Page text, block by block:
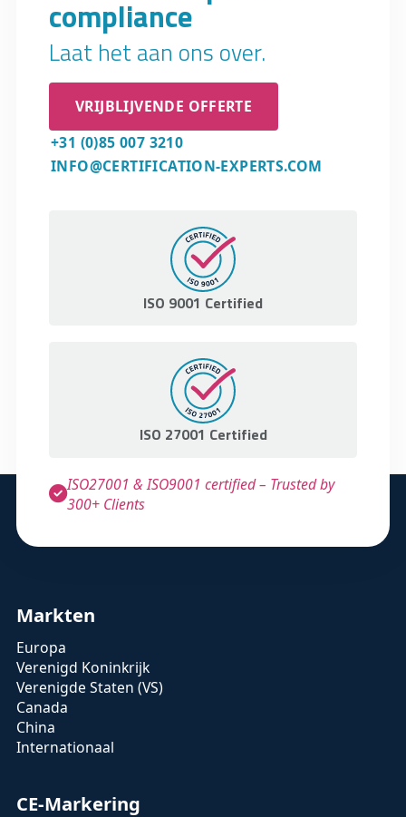
sorteerinstallaties.
compliance
Laat het aan ons over.
VRIJBLIJVENDE OFFERTE
+31 (0)85 007 3210
INFO@CERTIFICATION-EXPERTS.COM
ISO 9001 Certified
ISO 27001 Certified
ISO27001 & ISO9001 certified – Trusted by
300+ Clients
Markten
Europa
Verenigd Koninkrijk
Verenigde Staten (VS)
Canada
China
Internationaal
CE-Markering